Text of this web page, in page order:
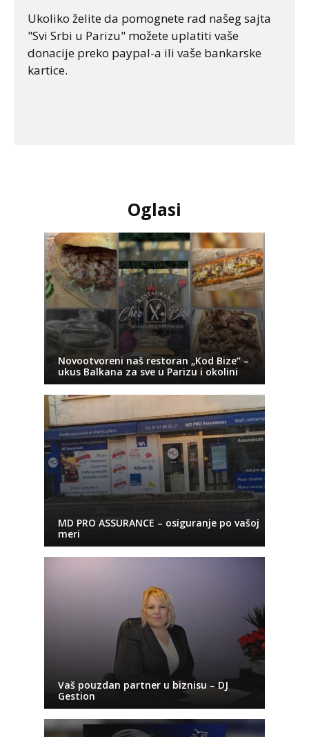
Ukoliko želite da pomognete rad našeg sajta
"Svi Srbi u Parizu" možete uplatiti vaše
donacije preko paypal-a ili vaše bankarske
kartice.
Oglasi
Novootvoreni naš restoran „Kod Bize“ –
ukus Balkana za sve u Parizu i okolini
MD PRO ASSURANCE – osiguranje po vašoj
meri
Vaš pouzdan partner u biznisu – DJ
Gestion